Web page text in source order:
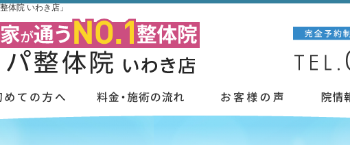
体院 いわき店」